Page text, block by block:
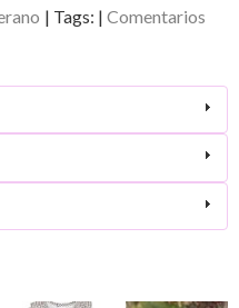
| Tags: | Comentarios